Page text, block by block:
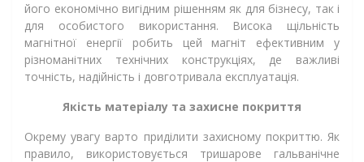
його економічно вигідним рішенням як для бізнесу, так і
для особистого використання. Висока щільність
магнітної енергії робить цей магніт ефективним у
різноманітних технічних конструкціях, де важливі
точність, надійність і довготривала експлуатація.
Якість матеріалу та захисне покриття
Окрему увагу варто приділити захисному покриттю. Як
правило, використовується тришарове гальванічне